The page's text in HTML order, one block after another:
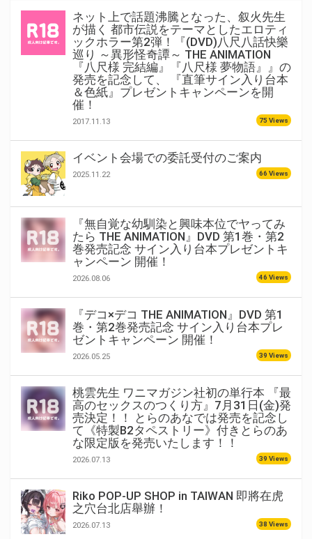
ネット上で話題沸騰となった、叙火先生
が描く 都市伝説をテーマとしたエロティ
ックホラー第2弾！『(DVD)八尺八話快樂
巡り ～異形怪奇譚～ THE ANIMATION
『八尺様 完結編』『八尺様 夢物語』』の
発売を記念して、 『直筆サイン入り台本
＆色紙』プレゼントキャンペーンを開
催！
2017.11.13 75 Views
イベント会場での委託受付のご案内
2025.11.22 66 Views
『無自覚な幼馴染と興味本位でヤってみ
たら THE ANIMATION』DVD 第1巻・第2
巻発売記念 サイン入り台本プレゼントキ
ャンペーン 開催！
2026.08.06 46 Views
『デコ×デコ THE ANIMATION』DVD 第1
巻・第2巻発売記念 サイン入り台本プレ
ゼントキャンペーン 開催！
2026.05.25 39 Views
桃雲先生 ワニマガジン社初の単行本 『最
高のセックスのつくり方』7月31日(金)発
売決定！！ とらのあなでは発売を記念し
て《特製B2タペストリー》付きとらのあ
な限定版を発売いたします！！
2026.07.13 39 Views
Riko POP-UP SHOP in TAIWAN 即將在虎
之穴台北店舉辦！
2026.07.13 38 Views